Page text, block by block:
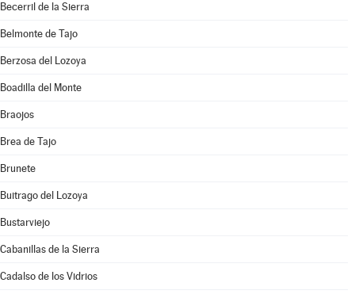
Becerril de la Sierra
Belmonte de Tajo
Berzosa del Lozoya
Boadilla del Monte
Braojos
Brea de Tajo
Brunete
Buitrago del Lozoya
Bustarviejo
Cabanillas de la Sierra
Cadalso de los Vidrios